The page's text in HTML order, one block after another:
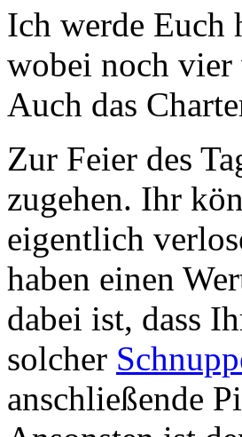
Ich werde Euch
wobei noch vier
Auch das
Zur Feier des
zugehen. Ihr
eigentlich
haben einen
dabei ist, dass
solcher
anschließende